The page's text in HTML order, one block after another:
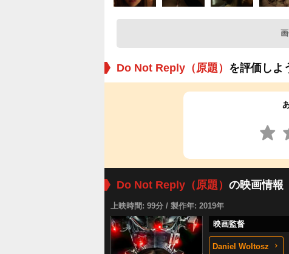
Do Not Reply（原題） を評価しよ
Do Not Reply（原題） の映画情報
上映時間: 99分 / 製作年: 2019年
映画監督
Daniel Woltosz